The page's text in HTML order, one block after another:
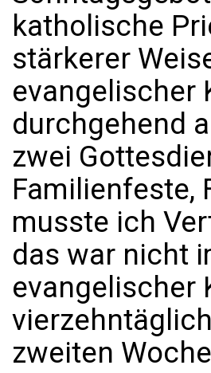
katholische
stärkerer
evangelischer
durchgehend
zwei
Familienfeste,
musste ich
das war nicht
evangelischer
zweiten